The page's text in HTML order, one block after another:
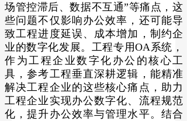
场管控滞后、数据不互通”等痛点，这
些问题不仅影响办公效率，还可能导
致工程进度延误、成本增加，制约企
业的数字化发展。工程专用OA系统，
作为工程企业数字化办公的核心工
具，参考工程垂直深耕逻辑，能精准
解决工程企业的这些核心痛点，助力
工程企业实现办公数字化、流程规范
化，提升办公效率与管理水平。结合